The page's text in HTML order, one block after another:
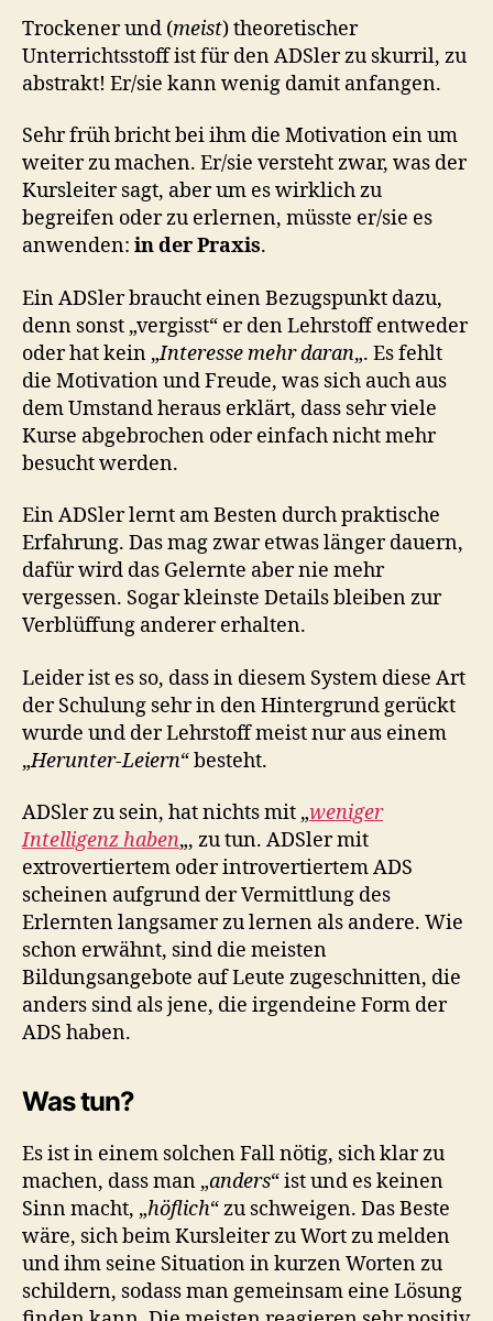
Trockener und (meist) theoretischer
Unterrichtsstoff ist für den ADSler zu skurril, zu
abstrakt! Er/sie kann wenig damit anfangen.
Sehr früh bricht bei ihm die Motivation ein um
weiter zu machen. Er/sie versteht zwar, was der
Kursleiter sagt, aber um es wirklich zu
begreifen oder zu erlernen, müsste er/sie es
anwenden: in der Praxis.
Ein ADSler braucht einen Bezugspunkt dazu,
denn sonst „vergisst“ er den Lehrstoff entweder
oder hat kein „Interesse mehr daran„. Es fehlt
die Motivation und Freude, was sich auch aus
dem Umstand heraus erklärt, dass sehr viele
Kurse abgebrochen oder einfach nicht mehr
besucht werden.
Ein ADSler lernt am Besten durch praktische
Erfahrung. Das mag zwar etwas länger dauern,
dafür wird das Gelernte aber nie mehr
vergessen. Sogar kleinste Details bleiben zur
Verblüffung anderer erhalten.
Leider ist es so, dass in diesem System diese Art
der Schulung sehr in den Hintergrund gerückt
wurde und der Lehrstoff meist nur aus einem
„Herunter-Leiern“ besteht.
ADSler zu sein, hat nichts mit „weniger
Intelligenz haben„, zu tun. ADSler mit
extrovertiertem oder introvertiertem ADS
scheinen aufgrund der Vermittlung des
Erlernten langsamer zu lernen als andere. Wie
schon erwähnt, sind die meisten
Bildungsangebote auf Leute zugeschnitten, die
anders sind als jene, die irgendeine Form der
ADS haben.
Was tun?
Es ist in einem solchen Fall nötig, sich klar zu
machen, dass man „anders“ ist und es keinen
Sinn macht, „höflich“ zu schweigen. Das Beste
wäre, sich beim Kursleiter zu Wort zu melden
und ihm seine Situation in kurzen Worten zu
schildern, sodass man gemeinsam eine Lösung